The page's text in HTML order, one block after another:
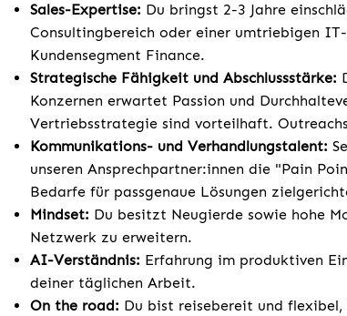
Sales-Expertise: Du bringst 2-3 Jahre
Consultingbereich oder einer umtriebigen
Kundensegment Finance.
Strategische Fähigkeit und Abschlussstärke:
Konzernen erwartet Passion und
Vertriebsstrategie sind vorteilhaft.
Kommunikations- und Verhandlungstalent:
unseren Ansprechpartner:innen die "Pain
Bedarfe für passgenaue Lösungen
Mindset: Du besitzt Neugierde sowie hohe
Netzwerk zu erweitern.
AI-Verständnis: Erfahrung im produktiven
deiner täglichen Arbeit.
On the road: Du bist reisebereit und